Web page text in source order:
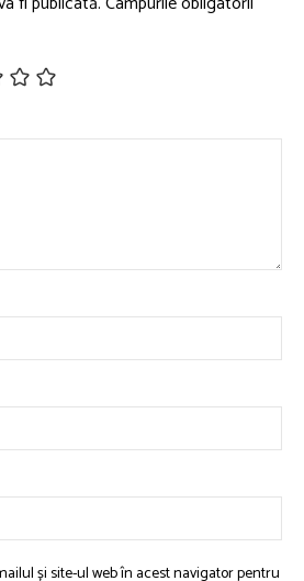
și site-ul web în acest navigator pentru